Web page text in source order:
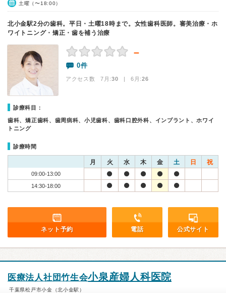
土曜（〜18:00）
北小金駅2分の歯科。平日・土曜18時まで。女性歯科医師。審美治療・ホ
ワイトニング・矯正・歯を補う治療
－
0件
アクセス数 7月:30 | 6月:26
診療科目：
歯科、矯正歯科、歯周病科、小児歯科、歯科口腔外科、インプラント、ホワイ
トニング
診療時間
月 火 水 木 金 土 日 祝
09:00-13:00
14:30-18:00
ネット予約 電話 公式サイト
医療法人社団竹生会小泉産婦人科医院
千葉県松戸市小金（北小金駅）